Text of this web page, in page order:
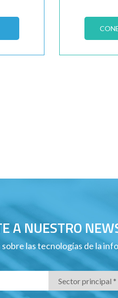
A NUESTRO
las tecnologías de la